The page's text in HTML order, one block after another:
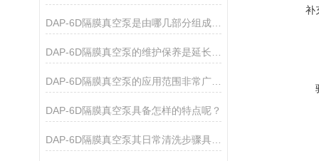
DAP-6D隔膜真空泵是由哪几部分组成的呢？
DAP-6D隔膜真空泵具备怎样的特点呢？
DAP-6D隔膜真空泵其日常清洗步骤具体是如何的呢？
补